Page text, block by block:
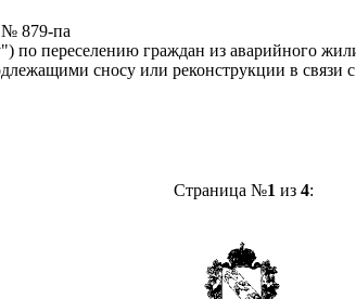
№ 879-па
по переселению граждан из аварийного
сносу или реконструкции в связи
Страница №1 из 4: